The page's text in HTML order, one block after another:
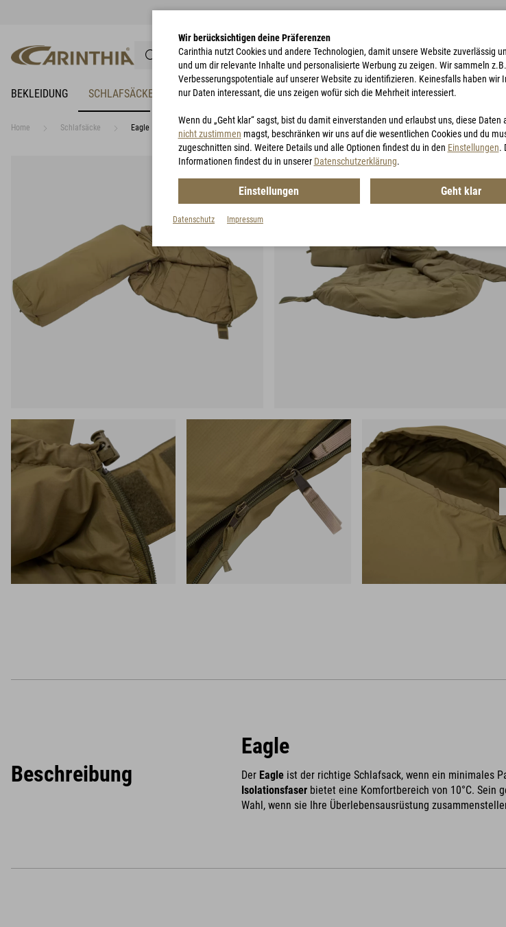
BEKLEIDUNG SCHLAFSÄCKE NÄSSESCHUTZ BIWAKZELTE ACCESSORIES JAGD
Home Schlafsäcke Eagle
Beschreibung
Eagle
Der Eagle ist der richtige Schlafsack, wenn ein minimales
Isolationsfaser bietet eine Komfortbereich von 10°C. Sein
Wahl, wenn sie Ihre Überlebensausrüstung
Wir berücksichtigen deine Präferenzen
Carinthia nutzt Cookies und andere Technologien, damit unsere Website zuverlässig
und um dir relevante Inhalte und personalisierte Werbung zu zeigen. Wir sammeln
Verbesserungspotentiale auf unserer Website zu identifizieren. Keinesfalls haben wir
nur Daten interessant, die uns zeigen wofür sich die Mehrheit interessiert.
Wenn du „Geht klar“ sagst, bist du damit einverstanden und erlaubst uns, diese
nicht zustimmen magst, beschränken wir uns auf die wesentlichen Cookies und du
zugeschnitten sind. Weitere Details und alle Optionen findest du in den Einstellungen.
Informationen findest du in unserer Datenschutzerklärung.
Einstellungen Geht klar
Datenschutz Impressum